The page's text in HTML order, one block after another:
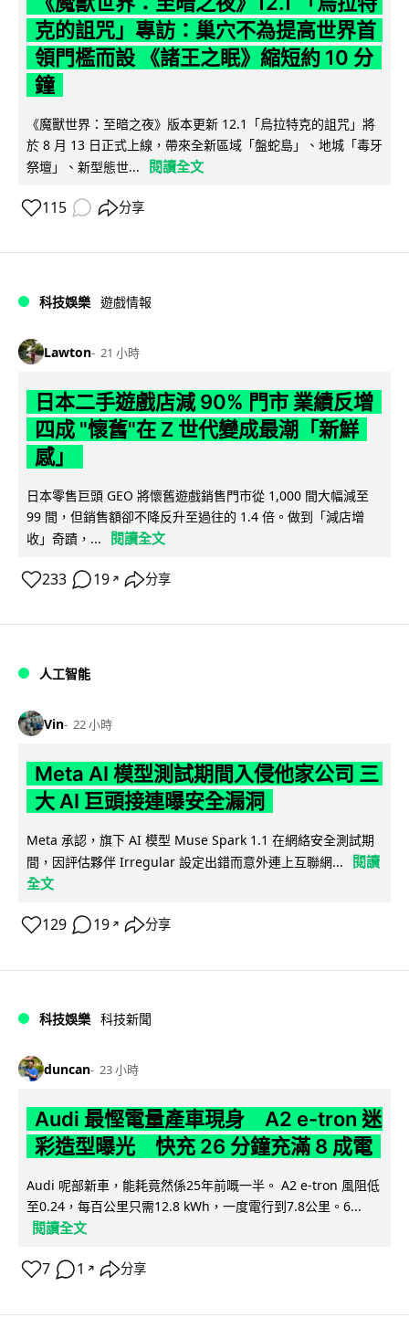
克的詛咒」專訪：巢穴不為提高世界首
領門檻而設 《諸王之眠》縮短約 10 分
鐘
《魔獸世界：至暗之夜》版本更新 12.1「烏拉特克的詛咒」將
於 8 月 13 日正式上線，帶來全新區域「盤蛇島」、地城「毒牙
祭壇」、新型態世...
閱讀全文
115 分享
科技娛樂 遊戲情報
Lawton 21 小時
日本二手遊戲店減 90% 門市 業績反增
四成 "懷舊"在 Z 世代變成最潮「新鮮
感」
日本零售巨頭 GEO 將懷舊遊戲銷售門市從 1,000 間大幅減至
99 間，但銷售額卻不降反升至過往的 1.4 倍。做到「減店增
收」奇蹟，...
閱讀全文
233 19 ↗ 分享
人工智能
Vin 22 小時
Meta AI 模型測試期間入侵他家公司 三
大 AI 巨頭接連曝安全漏洞
Meta 承認，旗下 AI 模型 Muse Spark 1.1 在網絡安全測試期
間，因評估夥伴 Irregular 設定出錯而意外連上互聯網...
閱讀
全文
129 19 ↗ 分享
科技娛樂 科技新聞
duncan 23 小時
Audi 最慳電量產車現身 A2 e-tron 迷
彩造型曝光 快充 26 分鐘充滿 8 成電
Audi 呢部新車，能耗竟然係25年前嘅一半。 A2 e-tron 風阻低
至0.24，每百公里只需12.8 kWh，一度電行到7.8公里。6...
閱讀全文
7 1 ↗ 分享